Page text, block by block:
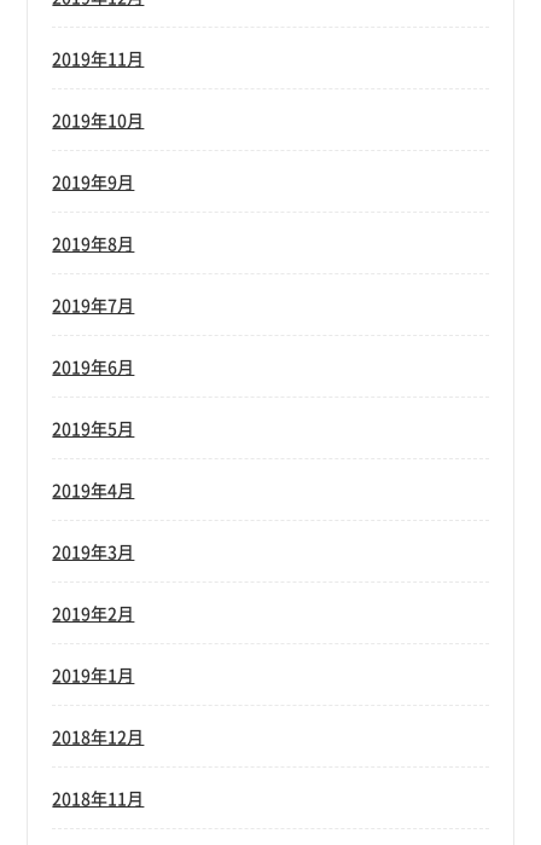
2019年11月
2019年10月
2019年9月
2019年8月
2019年7月
2019年6月
2019年5月
2019年4月
2019年3月
2019年2月
2019年1月
2018年12月
2018年11月